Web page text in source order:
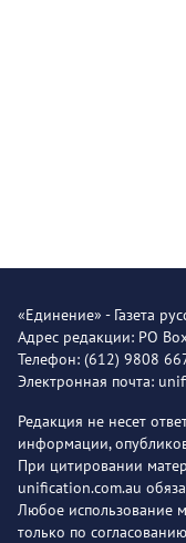
«Единение» - Газета
Адрес редакции: PO
Телефон: (612) 9808
Электронная почта:
Редакция не несет
информации,
При цитировании
unification.com.au
Любое использование
только по